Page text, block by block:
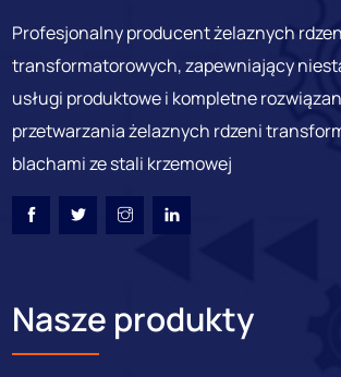
Profesjonalny producent żelaznych
transformatorowych, zapewniający
usługi produktowe i kompletne
przetwarzania żelaznych rdzeni
blachami ze stali krzemowej
Nasze produkty